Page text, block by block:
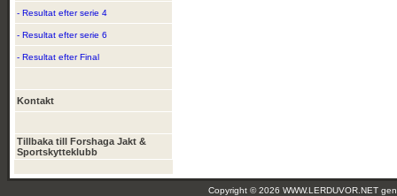
- Resultat efter serie 4
- Resultat efter serie 6
- Resultat efter Final
Kontakt
Tillbaka till Forshaga Jakt &
Sportskytteklubb
Copyright © 2026 WWW.LERDUVOR.NET